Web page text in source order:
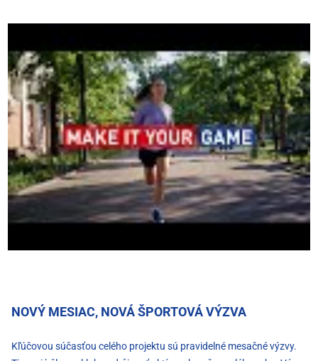
NOVÝ MESIAC, NOVÁ ŠPORTOVÁ VÝZVA
Kľúčovou súčasťou celého projektu sú pravidelné mesačné výzvy.